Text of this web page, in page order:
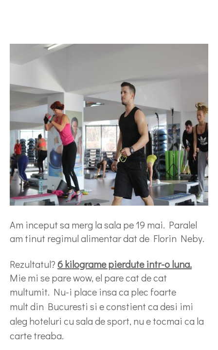
Am inceput sa merg la sala pe 19 mai. Paralel
am tinut regimul alimentar dat de Florin Neby.
Rezultatul?6 kilograme pierdute intr-o luna.
Mie mi se pare wow, el pare cat de cat
multumit. Nu-i place insa ca plec foarte
mult din Bucuresti si e constient ca desi imi
aleg hoteluri cu sala de sport, nu e tocmai ca la
carte treaba.